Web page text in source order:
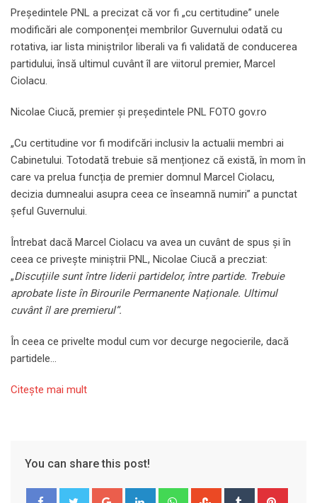
Președintele PNL a precizat că vor fi „cu certitudine” unele
modificări ale componenței membrilor Guvernului odată cu
rotativa, iar lista miniștrilor liberali va fi validată de conducerea
partidului, însă ultimul cuvânt îl are viitorul premier, Marcel
Ciolacu.
Nicolae Ciucă, premier și președintele PNL FOTO gov.ro
„Cu certitudine vor fi modifcări inclusiv la actualii membri ai
Cabinetului. Totodată trebuie să menționez că există, în mom în
care va prelua funcția de premier domnul Marcel Ciolacu,
decizia dumnealui asupra ceea ce înseamnă numiri” a punctat
șeful Guvernului.
Întrebat dacă Marcel Ciolacu va avea un cuvânt de spus și în
ceea ce privește miniștrii PNL, Nicolae Ciucă a precziat:
„Discuțiile sunt între liderii partidelor, între partide. Trebuie
aprobate liste în Birourile Permanente Naționale. Ultimul
cuvânt îl are premierul”.
În ceea ce privelte modul cum vor decurge negocierile, dacă
partidele…
Citeşte mai mult
You can share this post!
Google+ LinkedIn WhatsappStumbleUpon
Tumblr